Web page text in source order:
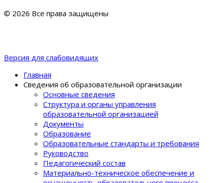
© 2026 Все права защищены
Версия для слабовидящих
Главная
Сведения об образовательной организации
Основные сведения
Структура и органы управления
образовательной организацией
Документы
Образование
Образовательные стандарты и требования
Руководство
Педагогический состав
Материально-техническое обеспечение и